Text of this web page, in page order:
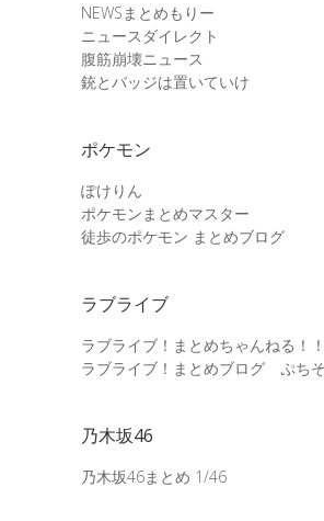
NEWSまとめもりー
ニュースダイレクト
腹筋崩壊ニュース
銃とバッジは置いていけ
ポケモン
ぽけりん
ポケモンまとめマスター
徒歩のポケモン まとめブログ
ラブライブ
ラブライブ！まとめちゃんねる！！
ラブライブ！まとめブログ ぷちそ
乃木坂46
乃木坂46まとめ 1/46